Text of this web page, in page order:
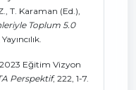
T. Karaman (Ed.),
Toplum 5.0
Eğitim Vizyon
Perspektif, 222, 1-7.